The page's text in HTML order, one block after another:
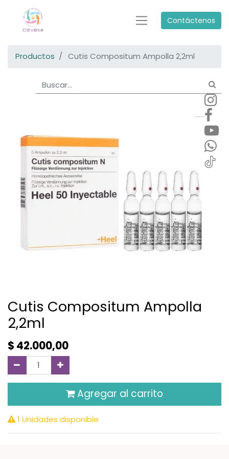
Contáctenos
Productos Cutis Compositum Ampolla 2,2ml
Cutis Compositum Ampolla
2,2ml
$ 42.000,00
Agregar al carrito
1 Unidades disponible